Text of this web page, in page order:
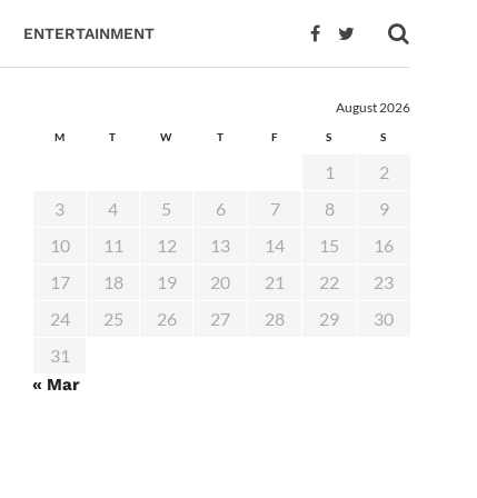
ENTERTAINMENT
August 2026
M T W T F S S
1
2
3
4 5 6 7 8
9
10
11 12 13 14 15
16
17
18 19 20 21 22
23
24
25 26 27 28 29
30
31
« Mar